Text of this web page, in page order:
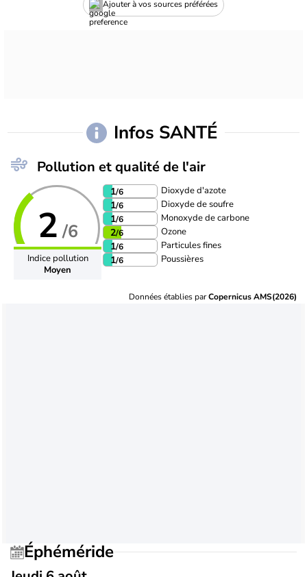
Ajouter à vos sources préférées
Infos SANTÉ
Pollution et qualité de l'air
2 /6
Indice pollution
Moyen
1/6 Dioxyde d'azote
1/6 Dioxyde de soufre
1/6 Monoxyde de carbone
2/6 Ozone
1/6 Particules fines
1/6 Poussières
Données établies parCopernicus AMS(2026)
Éphéméride